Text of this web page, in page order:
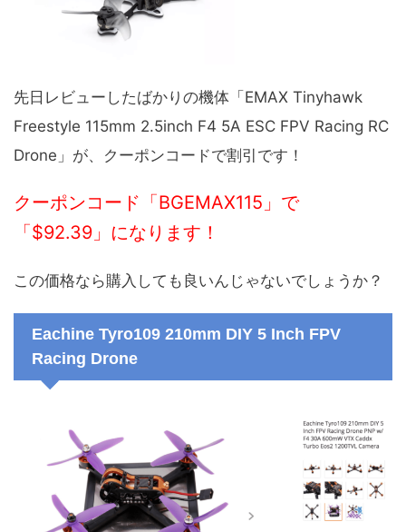
先日レビューしたばかりの機体「EMAX Tinyhawk
Freestyle 115mm 2.5inch F4 5A ESC FPV Racing RC
Drone」が、クーポンコードで割引です！
クーポンコード「BGEMAX115」で
「$92.39」になります！
この価格なら購入しても良いんじゃないでしょうか？
Eachine Tyro109 210mm DIY 5 Inch FPV
Racing Drone